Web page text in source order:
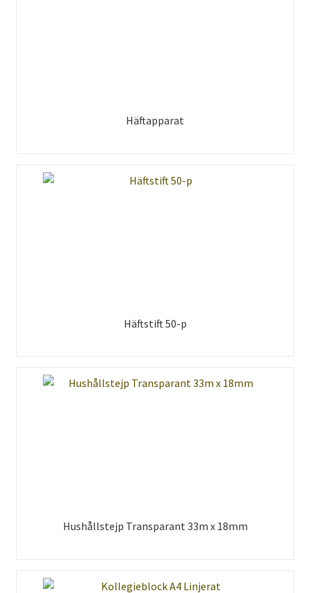
Häftapparat
Häftstift 50-p
Hushållstejp Transparant 33m x 18mm